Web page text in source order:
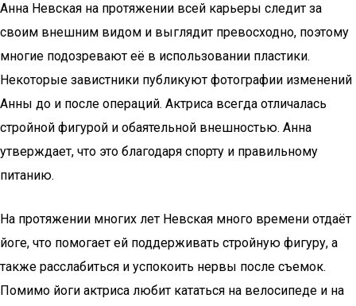
Анна Невская на протяжении всей карьеры следит за
своим внешним видом и выглядит превосходно, поэтому
многие подозревают её в использовании пластики.
Некоторые завистники публикуют фотографии изменений
Анны до и после операций. Актриса всегда отличалась
стройной фигурой и обаятельной внешностью. Анна
утверждает, что это благодаря спорту и правильному
питанию.
На протяжении многих лет Невская много времени отдаёт
йоге, что помогает ей поддерживать стройную фигуру, а
также расслабиться и успокоить нервы после съемок.
Помимо йоги актриса любит кататься на велосипеде и на